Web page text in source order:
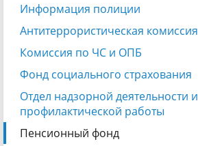
Информация полиции
Антитеррористическая комиссия
Комиссия по ЧС и ОПБ
Фонд социального страхования
Отдел надзорной деятельности и
профилактической работы
Пенсионный фонд